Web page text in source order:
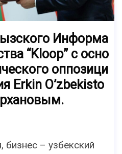
Информа
“Kloop” с осно
оппозици
Erkin O’zbekisto
бизнес – узбекский